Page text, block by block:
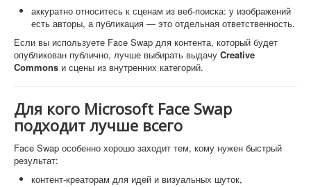
аккуратно относитесь к сценам из веб-поиска: у изображений
есть авторы, а публикация — это отдельная ответственность.
Если вы используете Face Swap для контента, который будет
опубликован публично, лучше выбирать выдачу Creative
Commons и сцены из внутренних категорий.
Для кого Microsoft Face Swap
подходит лучше всего
Face Swap особенно хорошо заходит тем, кому нужен быстрый
результат:
контент-креаторам для идей и визуальных шуток,